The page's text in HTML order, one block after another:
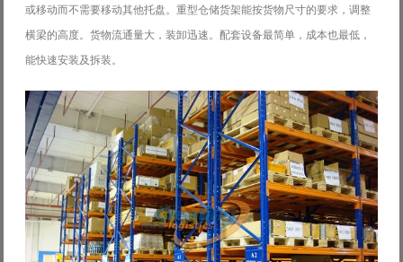
或移动而不需要移动其他托盘。 重型仓储货架能按货物尺寸的要求，调整
横梁的高度。 货物流通量大，装卸迅速。配套设备最简单，成本也最低，
能快速安装及拆装。
Log in with Facebook
Forgot your password?